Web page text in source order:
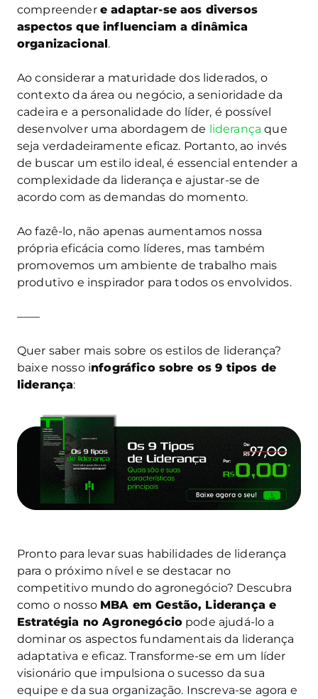
compreender e adaptar-se aos diversos
aspectos que influenciam a dinâmica
organizacional.
Ao considerar a maturidade dos liderados, o
contexto da área ou negócio, a senioridade da
cadeira e a personalidade do líder, é possível
desenvolver uma abordagem de liderança que
seja verdadeiramente eficaz. Portanto, ao invés
de buscar um estilo ideal, é essencial entender a
complexidade da liderança e ajustar-se de
acordo com as demandas do momento.
Ao fazê-lo, não apenas aumentamos nossa
própria eficácia como líderes, mas também
promovemos um ambiente de trabalho mais
produtivo e inspirador para todos os envolvidos.
——
Quer saber mais sobre os estilos de liderança?
baixe nosso infográfico sobre os 9 tipos de
liderança:
Pronto para levar suas habilidades de liderança
para o próximo nível e se destacar no
competitivo mundo do agronegócio? Descubra
como o nosso MBA em Gestão, Liderança e
Estratégia no Agronegócio pode ajudá-lo a
dominar os aspectos fundamentais da liderança
adaptativa e eficaz. Transforme-se em um líder
visionário que impulsiona o sucesso da sua
equipe e da sua organização. Inscreva-se agora e